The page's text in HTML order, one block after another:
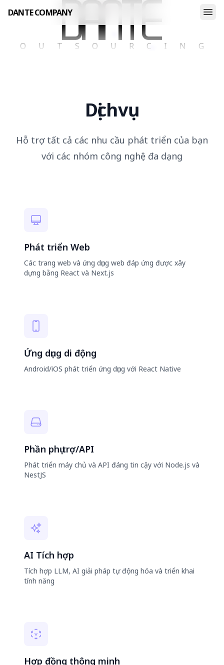
DANTE COMPANY
Dante Company
OUTSOURCING
Dịchvụ
Hỗ trợ tất cả các nhu cầu phát triển của bạn
với các nhóm công nghệ đa dạng
Phát triển Web
Các trang web và ứng dụng web đáp ứng được xây
dựng bằng React và Next.js
Ứng dụng di động
Android/iOS phát triển ứng dụng với React Native
Phần phụ trợ/API
Phát triển máy chủ và API đáng tin cậy với Node.js và
NestJS
AI Tích hợp
Tích hợp LLM, AI giải pháp tự động hóa và triển khai
tính năng
Hợp đồng thông minh